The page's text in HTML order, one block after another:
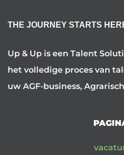
THE JOURNEY STARTS
Up & Up is een Talent
het volledige proces van
uw AGF-business,